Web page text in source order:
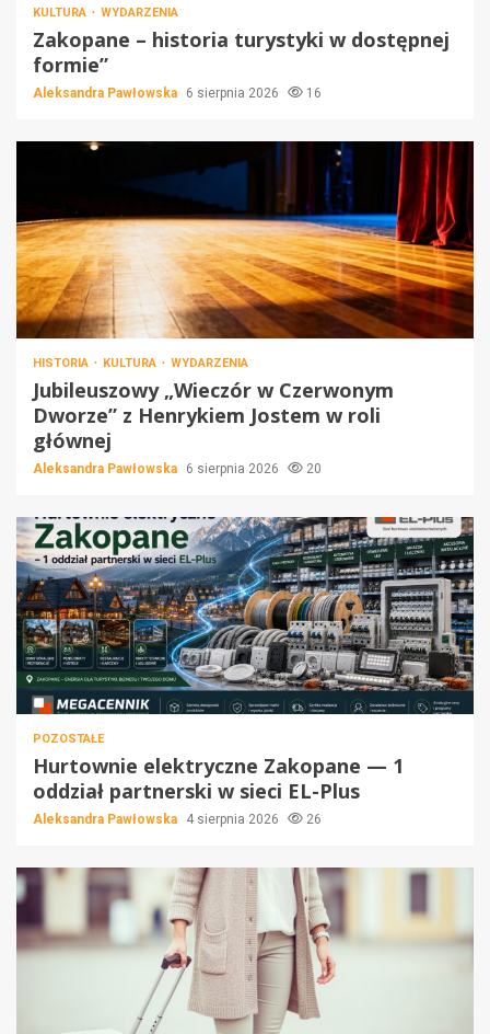
KULTURA WYDARZENIA
Zakopane – historia turystyki w dostępnej
formie”
Aleksandra Pawłowska 6 sierpnia 2026 16
HISTORIA KULTURA WYDARZENIA
Jubileuszowy „Wieczór w Czerwonym
Dworze” z Henrykiem Jostem w roli
głównej
Aleksandra Pawłowska 6 sierpnia 2026 20
POZOSTAŁE
Hurtownie elektryczne Zakopane — 1
oddział partnerski w sieci EL-Plus
Aleksandra Pawłowska 4 sierpnia 2026 26